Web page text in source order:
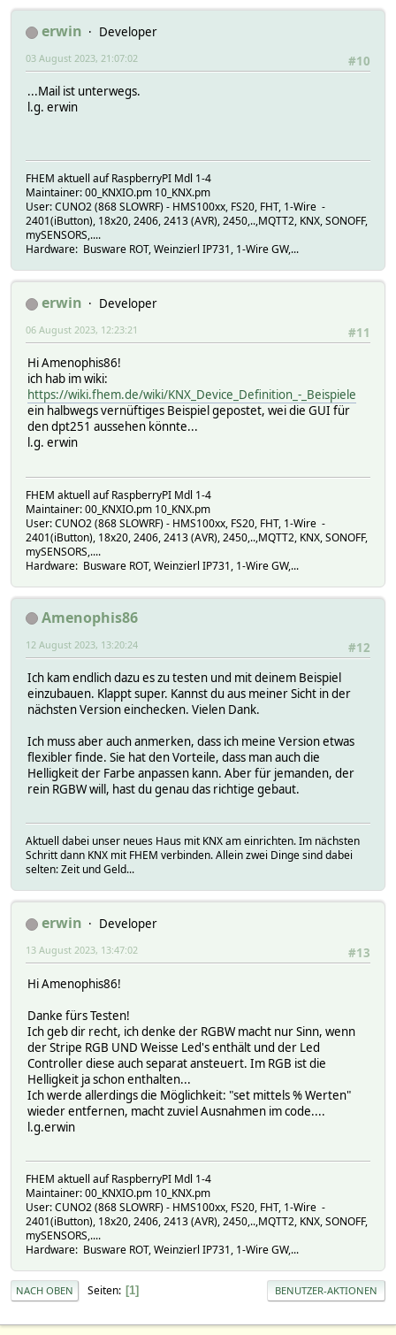
erwin
Developer
#10
03 August 2023, 21:07:02
...Mail ist unterwegs.
l.g. erwin
FHEM aktuell auf RaspberryPI Mdl 1-4
Maintainer: 00_KNXIO.pm 10_KNX.pm
User: CUNO2 (868 SLOWRF) - HMS100xx, FS20, FHT, 1-Wire -
2401(iButton), 18x20, 2406, 2413 (AVR), 2450,..,MQTT2, KNX, SONOFF,
mySENSORS,....
Hardware: Busware ROT, Weinzierl IP731, 1-Wire GW,...
erwin
Developer
#11
06 August 2023, 12:23:21
Hi Amenophis86!
ich hab im wiki:
https://wiki.fhem.de/wiki/KNX_Device_Definition_-_Beispiele
ein halbwegs vernüftiges Beispiel gepostet, wei die GUI für
den dpt251 aussehen könnte...
l.g. erwin
FHEM aktuell auf RaspberryPI Mdl 1-4
Maintainer: 00_KNXIO.pm 10_KNX.pm
User: CUNO2 (868 SLOWRF) - HMS100xx, FS20, FHT, 1-Wire -
2401(iButton), 18x20, 2406, 2413 (AVR), 2450,..,MQTT2, KNX, SONOFF,
mySENSORS,....
Hardware: Busware ROT, Weinzierl IP731, 1-Wire GW,...
Amenophis86
#12
12 August 2023, 13:20:24
Ich kam endlich dazu es zu testen und mit deinem Beispiel
einzubauen. Klappt super. Kannst du aus meiner Sicht in der
nächsten Version einchecken. Vielen Dank.
Ich muss aber auch anmerken, dass ich meine Version etwas
flexibler finde. Sie hat den Vorteile, dass man auch die
Helligkeit der Farbe anpassen kann. Aber für jemanden, der
rein RGBW will, hast du genau das richtige gebaut.
Aktuell dabei unser neues Haus mit KNX am einrichten. Im nächsten
Schritt dann KNX mit FHEM verbinden. Allein zwei Dinge sind dabei
selten: Zeit und Geld...
erwin
Developer
#13
13 August 2023, 13:47:02
Hi Amenophis86!
Danke fürs Testen!
Ich geb dir recht, ich denke der RGBW macht nur Sinn, wenn
der Stripe RGB UND Weisse Led's enthält und der Led
Controller diese auch separat ansteuert. Im RGB ist die
Helligkeit ja schon enthalten...
Ich werde allerdings die Möglichkeit: "set mittels % Werten"
wieder entfernen, macht zuviel Ausnahmen im code....
l.g.erwin
FHEM aktuell auf RaspberryPI Mdl 1-4
Maintainer: 00_KNXIO.pm 10_KNX.pm
User: CUNO2 (868 SLOWRF) - HMS100xx, FS20, FHT, 1-Wire -
2401(iButton), 18x20, 2406, 2413 (AVR), 2450,..,MQTT2, KNX, SONOFF,
mySENSORS,....
Hardware: Busware ROT, Weinzierl IP731, 1-Wire GW,...
NACH OBEN Seiten 1 BENUTZER-AKTIONEN